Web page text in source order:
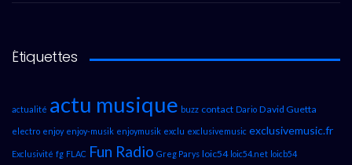
Étiquettes
actualité actu musique buzz contact Dario David Guetta
electro enjoy enjoy-musik enjoymusik exclu exclusivemusic exclusivemusic.fr
Exclusivité fg FLAC Fun Radio Greg Parys loic54 loic54.net loicb54